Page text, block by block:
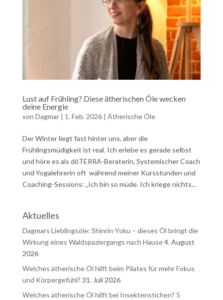
Lust auf Frühling? Diese ätherischen Öle wecken
deine Energie
von Dagmar| 1. Feb. 2026| Ätherische Öle
Der Winter liegt fast hinter uns, aber die
Frühlingsmüdigkeit ist real. Ich erlebe es gerade selbst
und höre es als dōTERRA-Beraterin, Systemischer Coach
und Yogalehrerin oft während meiner Kursstunden und
Coaching-Sessions: „Ich bin so müde. Ich kriege nichts...
Aktuelles
Dagmars Lieblingsöle: Shinrin-Yoku – dieses Öl bringt die
Wirkung eines Waldspaziergangs nach Hause4. August
2026
Welches ätherische Öl hilft beim Pilates für mehr Fokus
und Körpergefühl? 31. Juli 2026
Welches ätherische Öl hilft bei Insektenstichen? 5